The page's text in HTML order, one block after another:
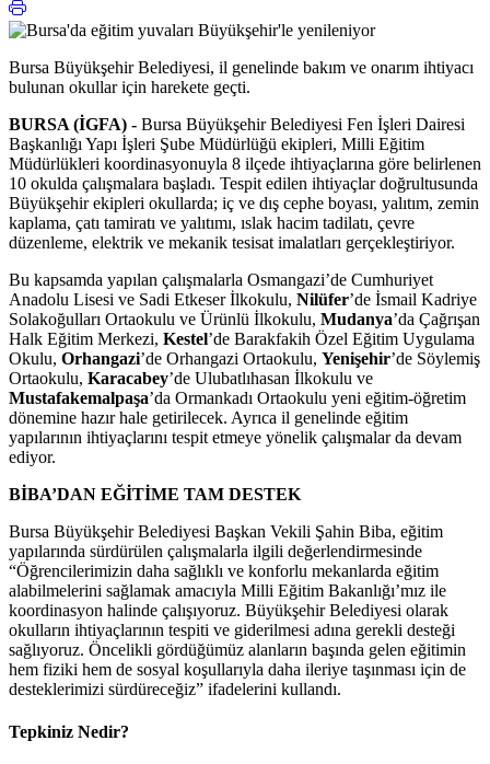
Bursa Büyükşehir Belediyesi, il genelinde bakım ve onarım ihtiyacı
bulunan okullar için harekete geçti.
BURSA (İGFA) - Bursa Büyükşehir Belediyesi Fen İşleri Dairesi
Başkanlığı Yapı İşleri Şube Müdürlüğü ekipleri, Milli Eğitim
Müdürlükleri koordinasyonuyla 8 ilçede ihtiyaçlarına göre belirlenen
10 okulda çalışmalara başladı. Tespit edilen ihtiyaçlar doğrultusunda
Büyükşehir ekipleri okullarda; iç ve dış cephe boyası, yalıtım, zemin
kaplama, çatı tamiratı ve yalıtımı, ıslak hacim tadilatı, çevre
düzenleme, elektrik ve mekanik tesisat imalatları gerçekleştiriyor.
Bu kapsamda yapılan çalışmalarla Osmangazi’de Cumhuriyet
Anadolu Lisesi ve Sadi Etkeser İlkokulu, Nilüfer’de İsmail Kadriye
Solakoğulları Ortaokulu ve Ürünlü İlkokulu, Mudanya’da Çağrışan
Halk Eğitim Merkezi, Kestel’de Barakfakih Özel Eğitim Uygulama
Okulu, Orhangazi’de Orhangazi Ortaokulu, Yenişehir’de Söylemiş
Ortaokulu, Karacabey’de Ulubatlıhasan İlkokulu ve
Mustafakemalpaşa’da Ormankadı Ortaokulu yeni eğitim-öğretim
dönemine hazır hale getirilecek. Ayrıca il genelinde eğitim
yapılarının ihtiyaçlarını tespit etmeye yönelik çalışmalar da devam
ediyor.
BİBA’DAN EĞİTİME TAM DESTEK
Bursa Büyükşehir Belediyesi Başkan Vekili Şahin Biba, eğitim
yapılarında sürdürülen çalışmalarla ilgili değerlendirmesinde
“Öğrencilerimizin daha sağlıklı ve konforlu mekanlarda eğitim
alabilmelerini sağlamak amacıyla Milli Eğitim Bakanlığı’mız ile
koordinasyon halinde çalışıyoruz. Büyükşehir Belediyesi olarak
okulların ihtiyaçlarının tespiti ve giderilmesi adına gerekli desteği
sağlıyoruz. Öncelikli gördüğümüz alanların başında gelen eğitimin
hem fiziki hem de sosyal koşullarıyla daha ileriye taşınması için de
desteklerimizi sürdüreceğiz” ifadelerini kullandı.
Tepkiniz Nedir?